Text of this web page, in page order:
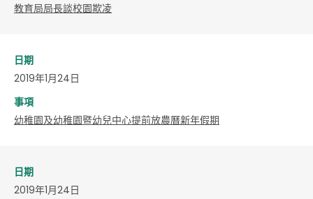
教育局局長談校園欺凌
日期
2019年1月24日
事項
幼稚園及幼稚園暨幼兒中心提前放農曆新年假期
日期
2019年1月24日